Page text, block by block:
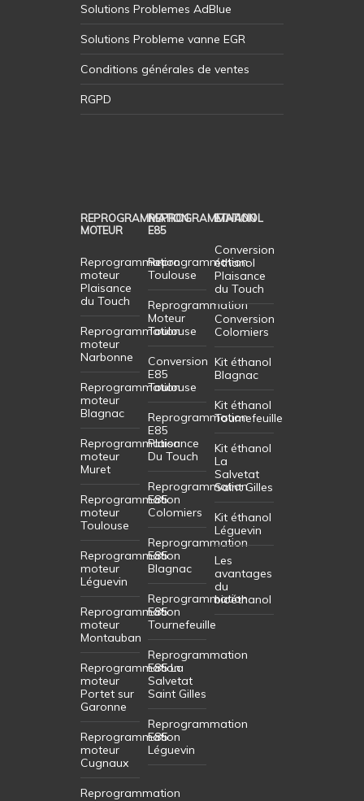
Solutions Problemes AdBlue
Solutions Probleme vanne EGR
Conditions générales de ventes
RGPD
REPROGRAMMATION
MOTEUR
Reprogrammation
moteur
Plaisance
du Touch
Reprogrammation
moteur
Narbonne
Reprogrammation
moteur
Blagnac
Reprogrammation
moteur
Muret
Reprogrammation
moteur
Toulouse
Reprogrammation
moteur
Léguevin
Reprogrammation
moteur
Montauban
Reprogrammation
moteur
Portet sur
Garonne
Reprogrammation
moteur
Cugnaux
Reprogrammation
REPROGRAMMATION
E85
Reprogrammation
Toulouse
Reprogrammation
Moteur
Toulouse
Conversion
E85
Toulouse
Reprogrammation
E85
Plaisance
Du Touch
Reprogrammation
E85
Colomiers
Reprogrammation
E85
Blagnac
Reprogrammation
E85
Tournefeuille
Reprogrammation
E85 La
Salvetat
Saint Gilles
Reprogrammation
E85
Léguevin
ETHANOL
Conversion
éthanol
Plaisance
du Touch
Conversion
Colomiers
Kit éthanol
Blagnac
Kit éthanol
Tournefeuille
Kit éthanol
La
Salvetat
Saint Gilles
Kit éthanol
Léguevin
Les
avantages
du
bioéthanol